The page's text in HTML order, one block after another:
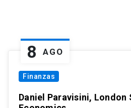
8 AGO
Finanzas
Daniel Paravisini, London